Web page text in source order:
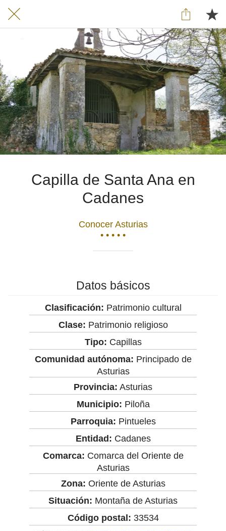
Capilla de Santa Ana en
Cadanes
Conocer Asturias
• • • • •
Datos básicos
Clasificación: Patrimonio cultural
Clase: Patrimonio religioso
Tipo: Capillas
Comunidad autónoma: Principado de
Asturias
Provincia: Asturias
Municipio: Piloña
Parroquia: Pintueles
Entidad: Cadanes
Comarca: Comarca del Oriente de
Asturias
Zona: Oriente de Asturias
Situación: Montaña de Asturias
Código postal: 33534